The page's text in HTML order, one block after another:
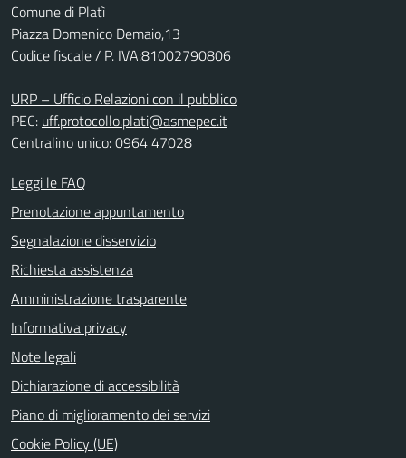
Comune di Platì
Piazza Domenico Demaio,13
Codice fiscale / P. IVA:81002790806
URP – Ufficio Relazioni con il pubblico
PEC: uff.protocollo.plati@asmepec.it
Centralino unico: 0964 47028
Leggi le FAQ
Prenotazione appuntamento
Segnalazione disservizio
Richiesta assistenza
Amministrazione trasparente
Informativa privacy
Note legali
Dichiarazione di accessibilità
Piano di miglioramento dei servizi
Cookie Policy (UE)